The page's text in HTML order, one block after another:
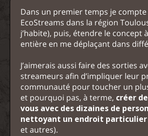
Dans un premier temps je
EcoStreams dans la région
j’habite), puis, étendre le concept
entière en me déplaçant dans
J’aimerais aussi faire des sorties
streameurs afin d’impliquer leur
communauté pour toucher un
et pourquoi pas, à terme, créer
vous avec des dizaines de
nettoyant un endroit particulier
et autres).